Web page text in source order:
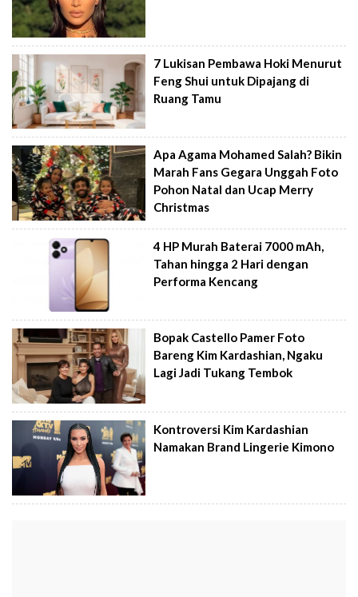
7 Lukisan Pembawa Hoki Menurut
Feng Shui untuk Dipajang di
Ruang Tamu
Apa Agama Mohamed Salah? Bikin
Marah Fans Gegara Unggah Foto
Pohon Natal dan Ucap Merry
Christmas
4 HP Murah Baterai 7000 mAh,
Tahan hingga 2 Hari dengan
Performa Kencang
Bopak Castello Pamer Foto
Bareng Kim Kardashian, Ngaku
Lagi Jadi Tukang Tembok
Kontroversi Kim Kardashian
Namakan Brand Lingerie Kimono